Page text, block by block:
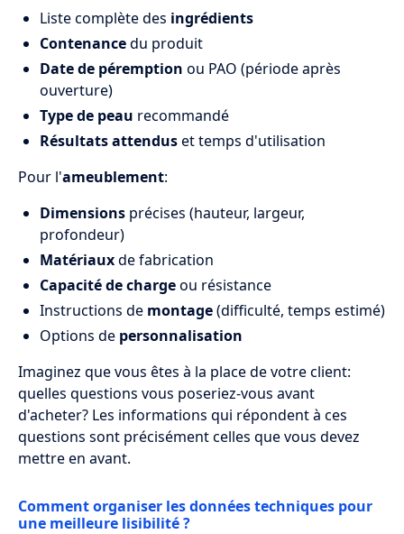
Liste complète des ingrédients
Contenancedu produit
Date de péremption ou PAO (période après
ouverture)
Type de peau recommandé
Résultats attenduset temps d'utilisation
Pour l'ameublement:
Dimensions précises (hauteur, largeur,
profondeur)
Matériauxde fabrication
Capacité de chargeou résistance
Instructions de montage(difficulté, temps estimé)
Options de personnalisation
Imaginez que vous êtes à la place de votre client:
quelles questions vous poseriez-vous avant
d'acheter? Les informations qui répondent à ces
questions sont précisément celles que vous devez
mettre en avant.
Comment organiser les données techniques pour
une meilleure lisibilité ?